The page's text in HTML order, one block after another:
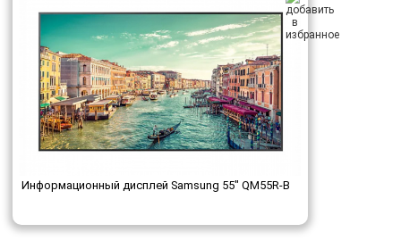
Информационный дисплей Samsung 55" QM55R-B